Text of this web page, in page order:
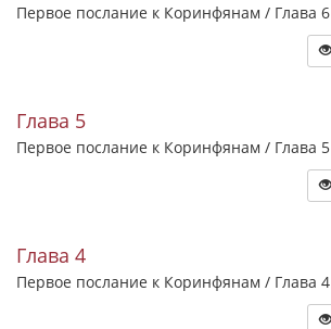
Первое послание к Коринфянам / Глава 6
Глава 5
Первое послание к Коринфянам / Глава 5
Глава 4
Первое послание к Коринфянам / Глава 4